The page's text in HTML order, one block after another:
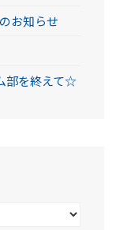
お知らせ
部を終えて☆